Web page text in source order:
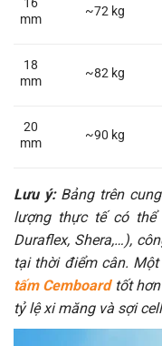
mm
~72 kg
18
mm
~82 kg
20
mm
~90 kg
Lưu ý:Bảng trên
lượng thực tế có thể
Duraflex, Shera,…),
tại thời điểm cân.
tấm Cemboardtốt hơn
tỷ lệ xi măng và sợi